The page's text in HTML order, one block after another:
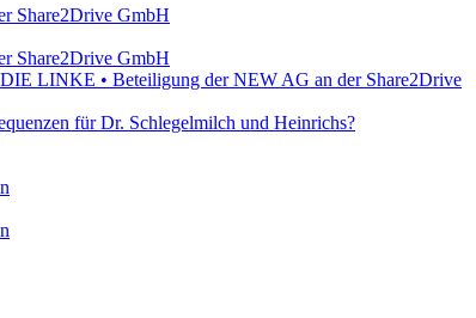
Share2Drive GmbH
Share2Drive GmbH
LINKE • Beteiligung der NEW AG an der Share2Drive
für Dr. Schlegelmilch und Heinrichs?